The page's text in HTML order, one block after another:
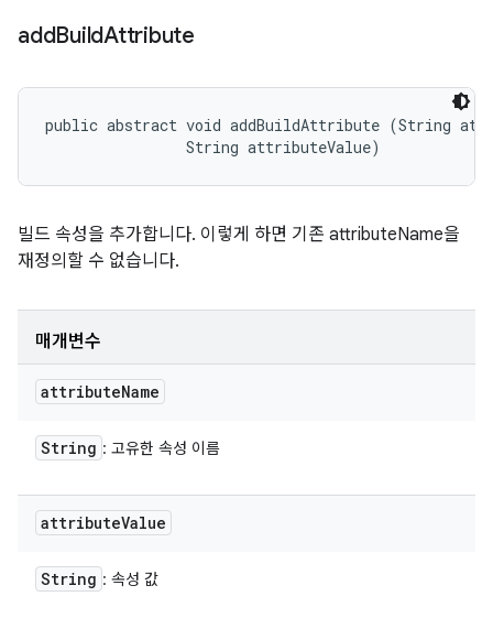
addBuildAttribute
public abstract void addBuildAttribute (String
                String attributeValue)
빌드 속성을 추가합니다. 이렇게 하면 기존 attributeName을
재정의할 수 없습니다.
매개변수
attributeName
String : 고유한 속성 이름
attributeValue
String : 속성 값